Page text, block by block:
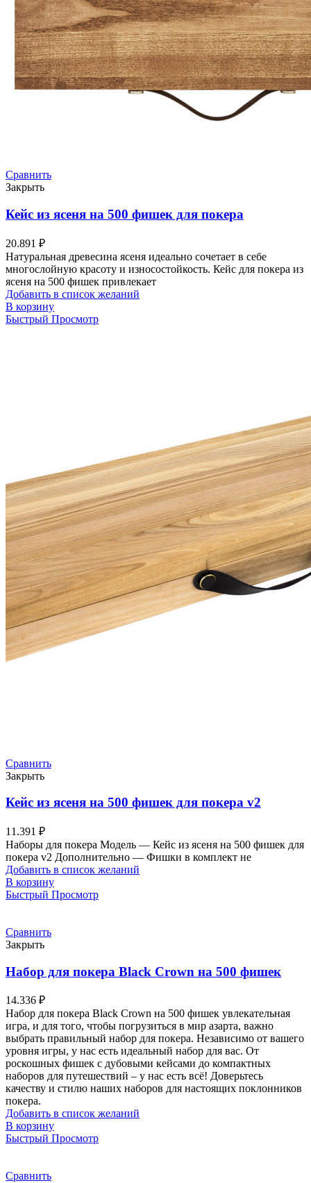
Сравнить
Закрыть
Кейс из ясеня на 500 фишек для покера
20.891 ₽
Натуральная древесина ясеня идеально сочетает в себе
многослойную красоту и износостойкость. Кейс для покера из
ясеня на 500 фишек привлекает
Добавить в список желаний
В корзину
Быстрый Просмотр
Сравнить
Закрыть
Кейс из ясеня на 500 фишек для покера v2
11.391 ₽
Наборы для покера Модель — Кейс из ясеня на 500 фишек для
покера v2 Дополнительно — Фишки в комплект не
Добавить в список желаний
В корзину
Быстрый Просмотр
Сравнить
Закрыть
Набор для покера Black Crown на 500 фишек
14.336 ₽
Набор для покера Black Crown на 500 фишек увлекательная
игра, и для того, чтобы погрузиться в мир азарта, важно
выбрать правильный набор для покера. Независимо от вашего
уровня игры, у нас есть идеальный набор для вас. От
роскошных фишек с дубовыми кейсами до компактных
наборов для путешествий – у нас есть всё! Доверьтесь
качеству и стилю наших наборов для настоящих поклонников
покера.
Добавить в список желаний
В корзину
Быстрый Просмотр
Сравнить